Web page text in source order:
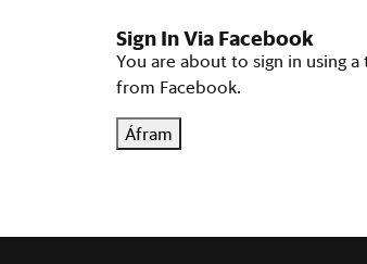
Sign In Via Facebook
You are about to sign in using
from Facebook.
Áfram